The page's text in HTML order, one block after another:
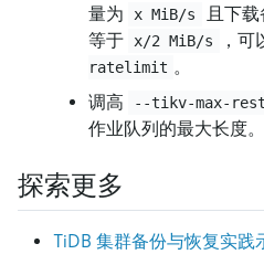
量为
x MiB/s
且下
等于
x/2 MiB/s ，
ratelimit 。
调高
--tikv-max-
作业队列的最大长度。
探索更多
TiDB 集群备份与恢复实践